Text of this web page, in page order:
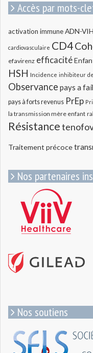
Accès par mots-
activation immuneADN-VIH
cardiovasculaire CD4
efavirenz efficacité
HSH Incidence inhibiteur
Observance pays a
pays à forts revenus PrEp
la transmission mère enfant
Résistance
Traitement précoce
Nos partenaires
Nos soutiens